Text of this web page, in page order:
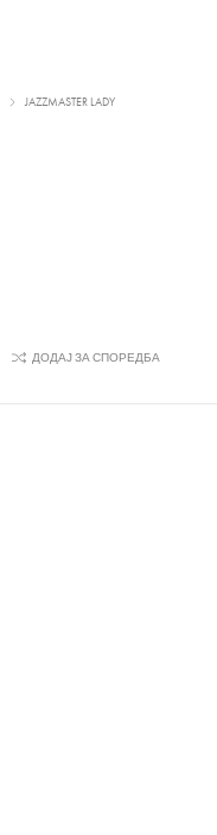
JAZZMASTER LADY
ДОДАЈ ЗА СПОРЕДБА